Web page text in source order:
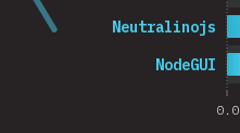
0.0
NodeGUI
Neutralinojs